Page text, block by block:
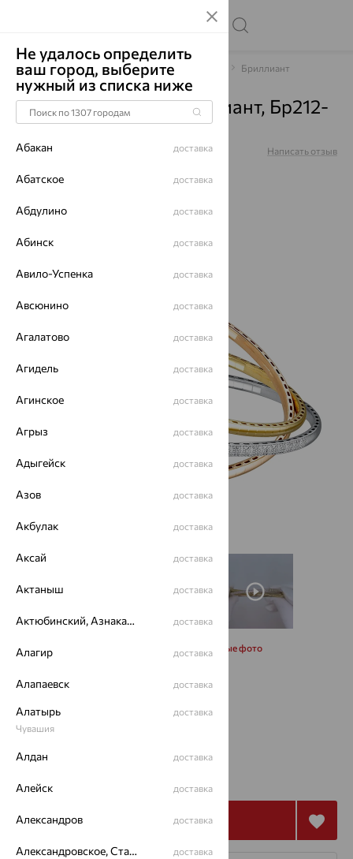
Главная Каталог Браслеты декоративные Бриллиант
Браслет, золото, бриллиант, Бр212-
9880-17
Артикул: Написать отзыв
Запросить дополнительные фото
Размеры:
17
430 910
Купить
Не удалось определить
ваш город, выберите
нужный из списка ниже
Абакан доставка
Абатское доставка
Абдулино доставка
Абинск доставка
Авило-Успенка доставка
Авсюнино доставка
Агалатово доставка
Агидель доставка
Агинское доставка
Агрыз доставка
Адыгейск доставка
Азов доставка
Акбулак доставка
Аксай доставка
Актаныш доставка
Актюбинский, Азнакаевский район доставка
Алагир доставка
Алапаевск доставка
Алатырь
Чувашия
доставка
Алдан доставка
Алейск доставка
Александров доставка
Александровское, Ставропольский край доставка